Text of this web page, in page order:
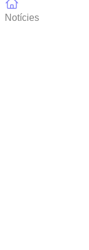
Notícies